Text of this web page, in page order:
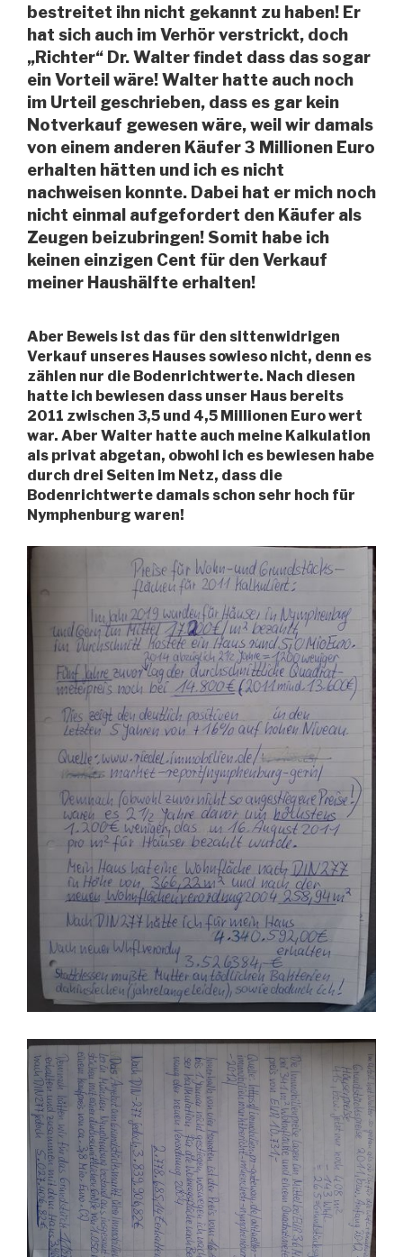
bestreitet ihn nicht gekannt zu haben! Er
hat sich auch im Verhör verstrickt, doch
„Richter“ Dr. Walter findet dass das sogar
ein Vorteil wäre! Walter hatte auch noch
im Urteil geschrieben, dass es gar kein
Notverkauf gewesen wäre, weil wir damals
von einem anderen Käufer 3 Millionen Euro
erhalten hätten und ich es nicht
nachweisen konnte. Dabei hat er mich noch
nicht einmal aufgefordert den Käufer als
Zeugen beizubringen! Somit habe ich
keinen einzigen Cent für den Verkauf
meiner Haushälfte erhalten!
Aber Beweis ist das für den sittenwidrigen
Verkauf unseres Hauses sowieso nicht, denn es
zählen nur die Bodenrichtwerte. Nach diesen
hatte ich bewiesen dass unser Haus bereits
2011 zwischen 3,5 und 4,5 Millionen Euro wert
war. Aber Walter hatte auch meine Kalkulation
als privat abgetan, obwohl ich es bewiesen habe
durch drei Seiten im Netz, dass die
Bodenrichtwerte damals schon sehr hoch für
Nymphenburg waren!